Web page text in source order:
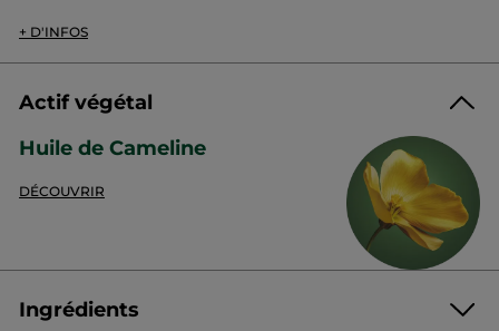
Sa formule soin, enrichie en huile de cameline,
hydrate les lèvres
jusqu’à 24h*. Visiblement plus lisses et douces, les lèvres
les lèvres sans filer dans les ridules.
Teinte :rouge pavot
Texture :légère et fondante
Disponible en
lumineuses et modulables
lèvres***
+ D'INFOS
Actif végétal
Huile de Cameline
DÉCOUVRIR
Ingrédients